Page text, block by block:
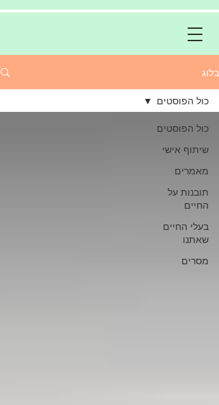
בלוג
כול הפוסטים
שיתוף אישי
מאמרים
תובנות על
החיים
בעלי החיים
שאתנו
מסרים
כול הפוסטים